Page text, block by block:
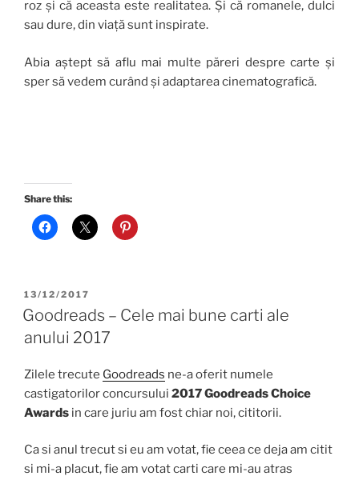
roz și că aceasta este realitatea. Și că romanele, dulci
sau dure, din viață sunt inspirate.
Abia aștept să aflu mai multe păreri despre carte și
sper să vedem curând și adaptarea cinematografică.
Share this:
POSTED
ON
13/12/2017
Goodreads – Cele mai bune carti ale
anului 2017
Zilele trecute Goodreads ne-a oferit numele
castigatorilor concursului 2017Goodreads Choice
Awards in care juriu am fost chiar noi, cititorii.
Ca si anul trecut si eu am votat, fie ceea ce deja am citit
si mi-a placut, fie am votat carti care mi-au atras